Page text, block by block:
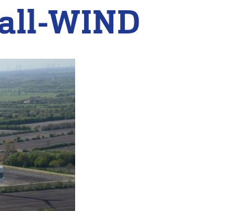
WIND